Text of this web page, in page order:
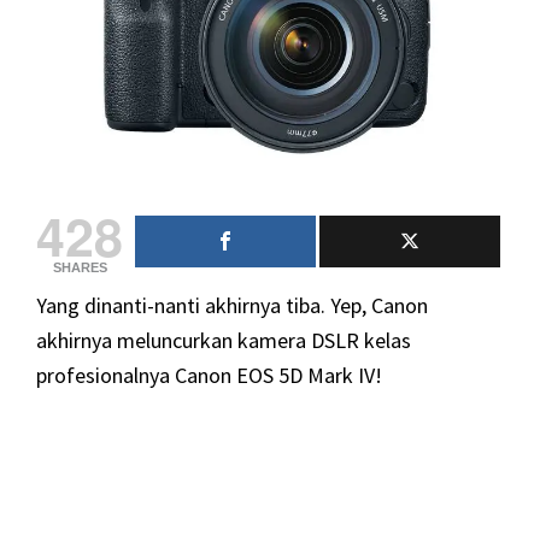
428
SHARES
Yang dinanti-nanti akhirnya tiba. Yep, Canon
akhirnya meluncurkan kamera DSLR kelas
profesionalnya Canon EOS 5D Mark IV!